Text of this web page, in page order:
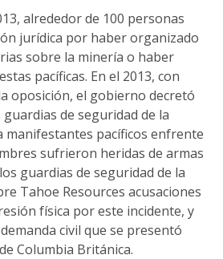
alrededor de 100 personas
jurídica por haber organizado
sobre la minería o haber
pacíficas. En el 2013, con
oposición, el gobierno decretó
de seguridad de la
manifestantes pacíficos enfrente
sufrieron heridas de armas
guardias de seguridad de la
Tahoe Resources acusaciones
física por este incidente, y
civil que se presentó
Columbia Británica.